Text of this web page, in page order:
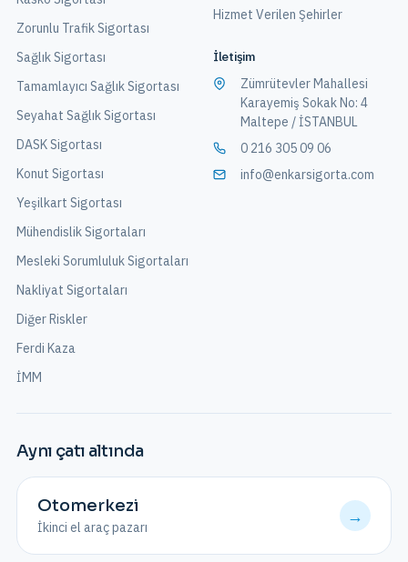
Zorunlu Trafik Sigortası
Sağlık Sigortası
Tamamlayıcı Sağlık Sigortası
Seyahat Sağlık Sigortası
DASK Sigortası
Konut Sigortası
Yeşilkart Sigortası
Mühendislik Sigortaları
Mesleki Sorumluluk Sigortaları
Nakliyat Sigortaları
Diğer Riskler
Ferdi Kaza
İMM
Hizmet Verilen Şehirler
İletişim
Zümrütevler Mahallesi
Karayemiş Sokak No: 4
Maltepe / İSTANBUL
0 216 305 09 06
info@enkarsigorta.com
Aynı çatı altında
Otomerkezi
İkinci el araç pazarı
→